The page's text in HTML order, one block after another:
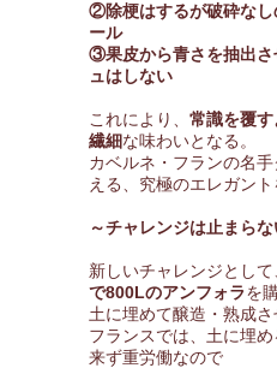
②除梗はするが破砕なし
ール
③果皮から青さを抽出さ
ュはしない
これにより、 常識を覆
繊細な味わいとなる。
カベルネ・フランの名
える、究極のエレガント
～チャレンジは止まらな
新しいチャレンジとして
で800Lのアンフォラを
土に埋めて醸造・熟成さ
フランスでは、土に埋
来ず重労働なので